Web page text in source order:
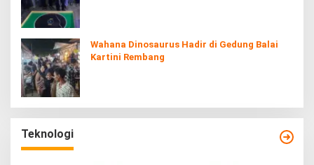
Wahana Dinosaurus Hadir di Gedung Balai
Kartini Rembang
Teknologi